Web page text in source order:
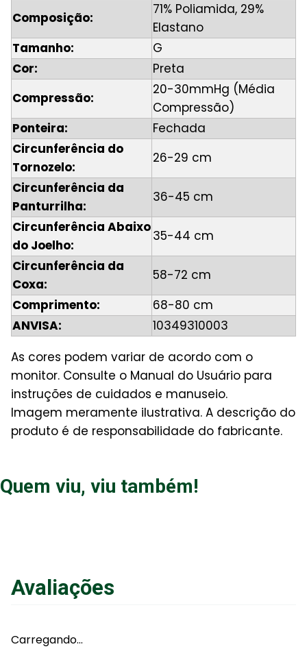
Composição:
71% Poliamida, 29%
Elastano
Tamanho:
G
Cor:
Preta
Compressão:
20-30mmHg (Média
Compressão)
Ponteira:
Fechada
Circunferência do
Tornozelo:
26-29 cm
Circunferência da
Panturrilha:
36-45 cm
Circunferência Abaixo
do Joelho:
35-44 cm
Circunferência da
Coxa:
58-72 cm
Comprimento:
68-80 cm
ANVISA:
10349310003
As cores podem variar de acordo com o
monitor. Consulte o Manual do Usuário para
instruções de cuidados e manuseio.
Imagem meramente ilustrativa. A descrição do
produto é de responsabilidade do fabricante.
Quem viu, viu também!
Avaliações
Carregando…